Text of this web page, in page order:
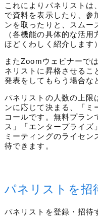
これによりパネリストは
で資料を表示したり、参
ンを取ったりと、スムー
（各機能の具体的な活
ほどくわしく紹介します）
またZoomウェビナーで
ネリストに昇格させるこ
発表をしてもらう場合な
パネリストの 人数の 上限
ンに応じて決ま る、「ミ
コールです。 無料プラン
ス」「エンタープライズ
ミーティングのライセン
待できます。
パネリストを招
パネリストを登録・招待